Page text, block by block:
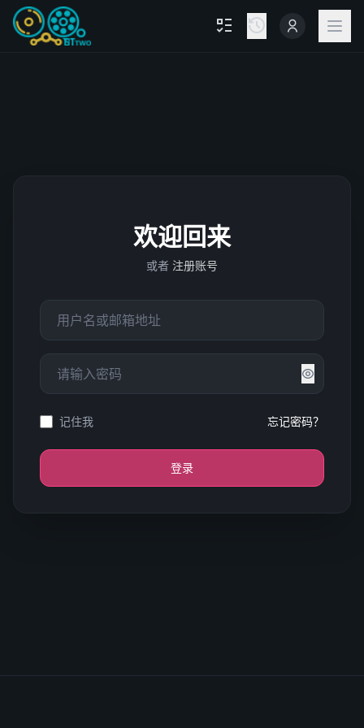
欢迎回来
或者 注册账号
用户名或邮箱
密码
记住我 忘记密码？
登录